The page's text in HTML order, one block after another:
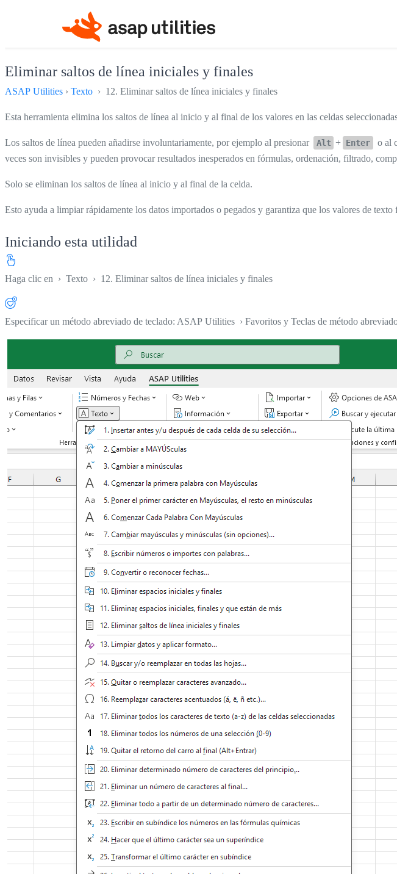
Eliminar saltos de línea iniciales y finales
ASAP Utilities › Texto › 12. Eliminar saltos de línea iniciales y finales
Esta herramienta elimina los saltos de línea al inicio y al final de los valores en las celdas
Los saltos de línea pueden añadirse involuntariamente, por ejemplo al presionar Alt + Enter
o al
veces son invisibles y pueden provocar resultados inesperados en fórmulas, ordenación, filtrado,
Solo se eliminan los saltos de línea al inicio y al final de la celda.
Esto ayuda a limpiar rápidamente los datos importados o pegados y garantiza que los valores de
Iniciando esta utilidad
Haga clic en › Texto › 12. Eliminar saltos de línea iniciales y finales
Especificar un método abreviado de teclado: ASAP Utilities › Favoritos y Teclas de método